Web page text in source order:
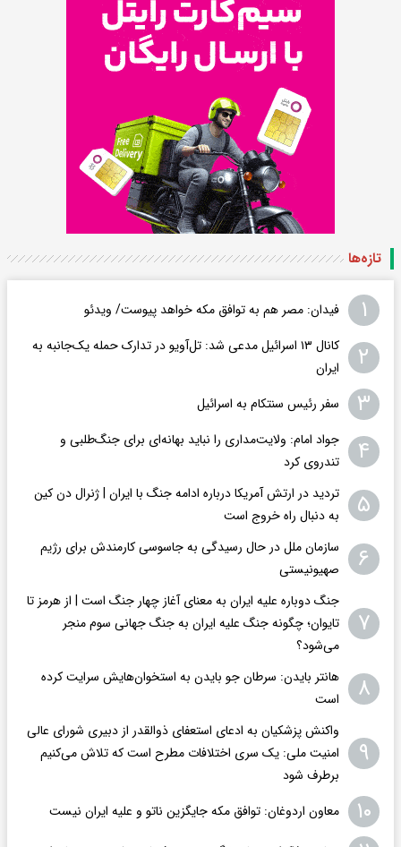
تازه‌ها
۱ فیدان: مصر هم به توافق مکه خواهد پیوست/ ویدئو
۲
کانال ۱۳ اسرائیل مدعی شد: تل‌آویو در تدارک حمله یک‌جانبه به
ایران
۳ سفر رئیس سنتکام به اسرائیل
۴
جواد امام: ولایت‌مداری را نباید بهانه‌ای برای جنگ‌طلبی و
تندروی کرد
۵
تردید در ارتش آمریکا درباره ادامه جنگ با ایران | ژنرال دن کین
به دنبال راه خروج است
۶
سازمان ملل در حال رسیدگی به جاسوسی کارمندش برای رژیم
صهیونیستی
۷
جنگ دوباره علیه ایران به معنای آغاز چهار جنگ است | از هرمز تا
تایوان؛ چگونه جنگ علیه ایران به جنگ جهانی سوم منجر
می‌شود؟
۸
هانتر بایدن: سرطان جو بایدن به استخوان‌هایش سرایت کرده
است
۹
واکنش پزشکیان به ادعای استعفای ذوالقدر از دبیری شورای عالی
امنیت ملی: یک سری اختلافات مطرح است که تلاش می‌کنیم
برطرف شود
۱۰ معاون اردوغان: توافق مکه جایگزین ناتو و علیه ایران نیست